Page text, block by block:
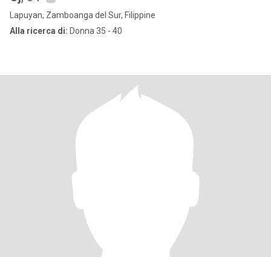
Lapuyan, Zamboanga del Sur, Filippine
Alla ricerca di: Donna 35 - 40